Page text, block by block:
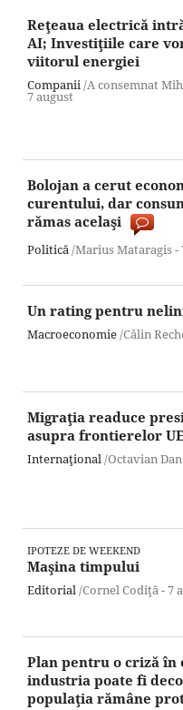
Reţeaua electrică
AI; Investiţiile care
viitorul energiei
Companii/A consemnat
7 august
Bolojan a cerut
curentului, dar
rămas acelaşi
Politică/Marius Mataragis -
Un rating pentru
Macroeconomie/Călin
Migraţia readuce
asupra frontierelor
Internaţional/Octavian
IPOTEZE DE WEEKEND
Maşina timpului
Editorial/Cornel Codiţă -7
Plan pentru o criză în
industria poate fi
populaţia rămâne